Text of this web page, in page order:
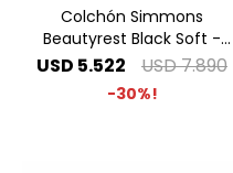
Colchón Simmons
Beautyrest Black Soft -
2.00 x 2.00 Super King
USD 5.522 USD7.890
30